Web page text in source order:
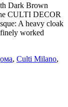
Dark Brown
CULTI DECOR
A heavy cloak
worked
, Culti Milano,